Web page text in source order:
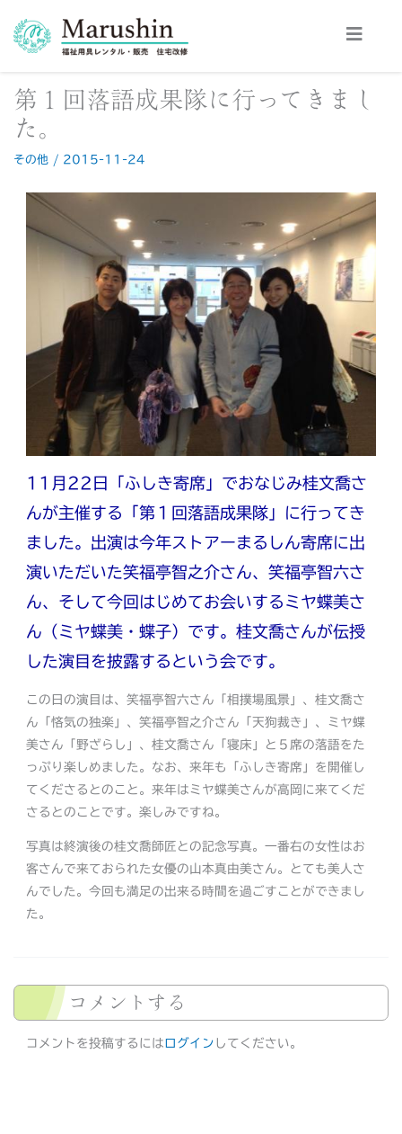
第１回落語成果隊に行ってきまし
た。
その他 / 2015-11-24
11月22日「ふしき寄席」でおなじみ桂文喬さ
んが主催する「第１回落語成果隊」に行ってき
ました。出演は今年ストアーまるしん寄席に出
演いただいた笑福亭智之介さん、笑福亭智六さ
ん、そして今回はじめてお会いするミヤ蝶美さ
ん（ミヤ蝶美・蝶子）です。桂文喬さんが伝授
した演目を披露するという会です。
この日の演目は、笑福亭智六さん「相撲場風景」、桂文喬さ
ん「悋気の独楽」、笑福亭智之介さん「天狗裁き」、ミヤ蝶
美さん「野ざらし」、桂文喬さん「寝床」と５席の落語をた
っぷり楽しめました。なお、来年も「ふしき寄席」を開催し
てくださるとのこと。来年はミヤ蝶美さんが高岡に来てくだ
さるとのことです。楽しみですね。
写真は終演後の桂文喬師匠との記念写真。一番右の女性はお
客さんで来ておられた女優の山本真由美さん。とても美人さ
んでした。今回も満足の出来る時間を過ごすことができまし
た。
コメントする
コメントを投稿するには ログイン してください。